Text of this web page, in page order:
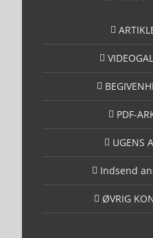
PDF-
UGENS
Indsend
ØVRIG